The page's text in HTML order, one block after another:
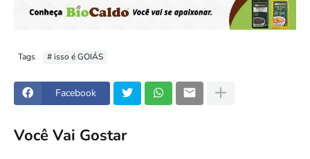
Tags # isso é GOIÁS
Facebook
Você Vai Gostar